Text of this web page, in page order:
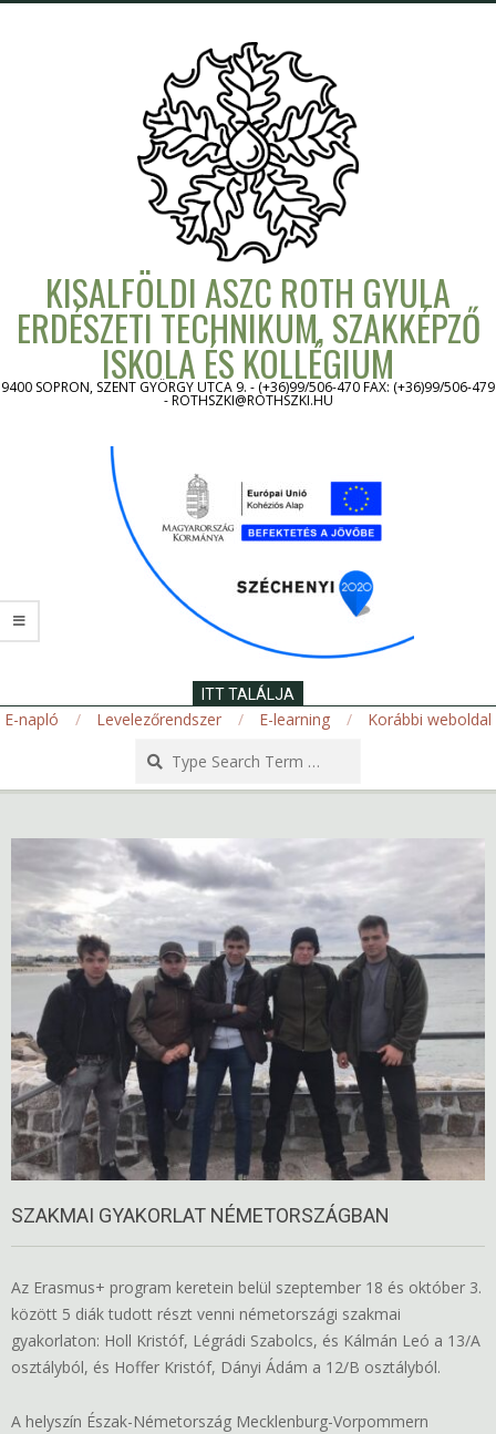
KISALFÖLDI ASZC ROTH GYULA
ERDÉSZETI TECHNIKUM, SZAKKÉPZŐ
ISKOLA ÉS KOLLÉGIUM
9400 SOPRON, SZENT GYÖRGY UTCA 9. - (+36)99/506-470 FAX: (+36)99/506-479
- ROTHSZKI@ROTHSZKI.HU
ITT TALÁLJA
E-napló Levelezőrendszer E-learning
Korábbi weboldal
SZAKMAI GYAKORLAT NÉMETORSZÁGBAN
Az Erasmus+ program keretein belül szeptember 18 és október 3.
között 5 diák tudott részt venni németországi szakmai
gyakorlaton: Holl Kristóf, Légrádi Szabolcs, és Kálmán Leó a 13/A
osztályból, és Hoffer Kristóf, Dányi Ádám a 12/B osztályból.
A helyszín Észak-Németország Mecklenburg-Vorpommern